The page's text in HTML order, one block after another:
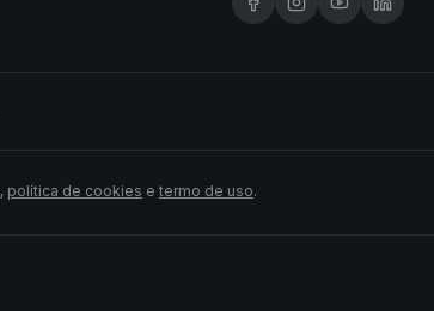
, política de cookies e termo de uso.